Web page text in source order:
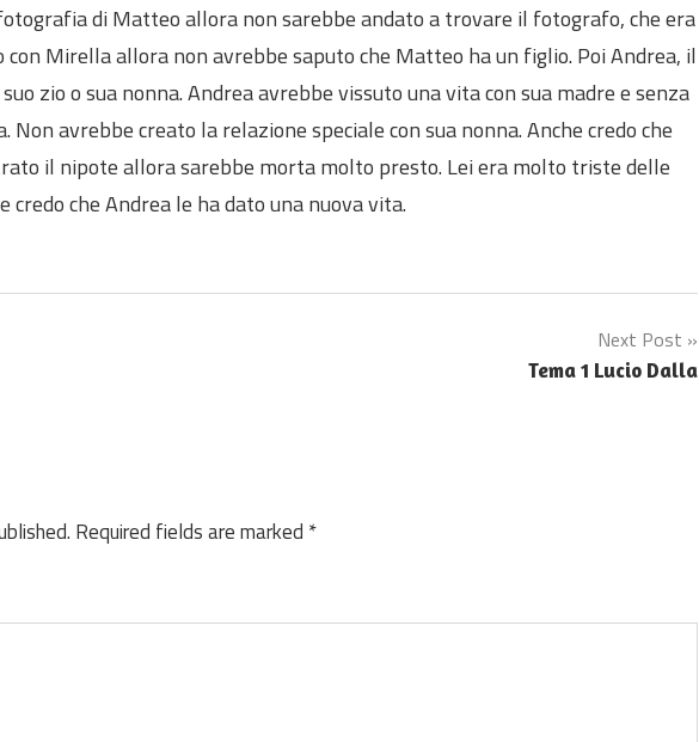
di Matteo allora non sarebbe andato a trovare il fotografo, che era
Mirella allora non avrebbe saputo che Matteo ha un figlio. Poi Andrea, il
zio o sua nonna. Andrea avrebbe vissuto una vita con sua madre e senza
avrebbe creato la relazione speciale con sua nonna. Anche credo che
il nipote allora sarebbe morta molto presto. Lei era molto triste delle
che Andrea le ha dato una nuova vita.
Next Post
Tema 1 Lucio Dalla
Required fields are marked *